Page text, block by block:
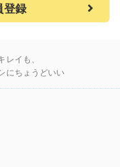
登録
レイも、
にちょうどいい